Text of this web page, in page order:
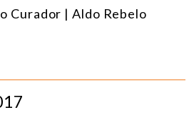
Curador | Aldo Rebelo